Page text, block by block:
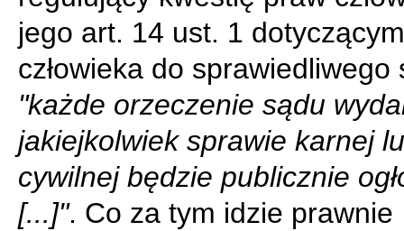
jego art. 14 ust. 1
człowieka do sprawiedliwego
"każde orzeczenie sądu
jakiejkolwiek sprawie karnej
cywilnej będzie publicznie
[...]". Co za tym idzie prawnie